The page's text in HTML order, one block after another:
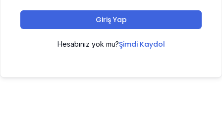
Giriş Yap
Hesabınız yok mu?Şimdi Kaydol